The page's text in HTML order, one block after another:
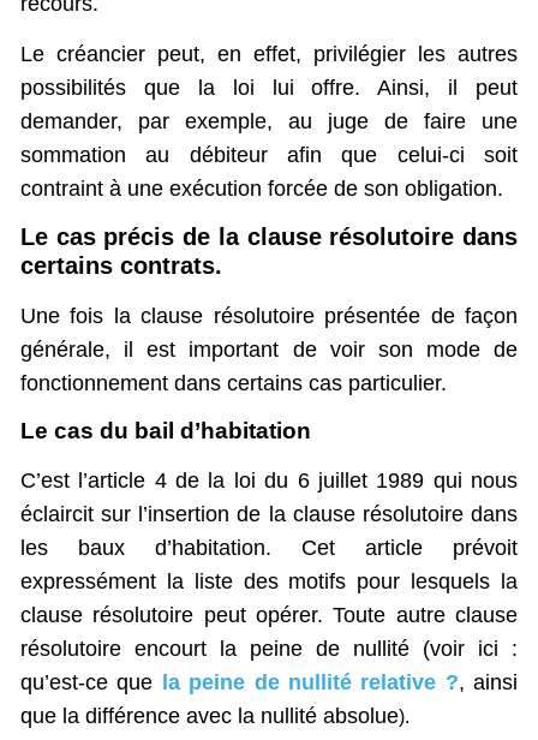
Le créancier peut, en effet, privilégier les autres
possibilités que la loi lui offre. Ainsi, il peut
demander, par exemple, au juge de faire une
sommation au débiteur afin que celui-ci soit
contraint à une exécution forcée de son obligation.
Le cas précis de la clause résolutoire dans
certains contrats.
Une fois la clause résolutoire présentée de façon
générale, il est important de voir son mode de
fonctionnement dans certains cas particulier.
Le cas du bail d’habitation
C’est l’article 4 de la loi du 6 juillet 1989 qui nous
éclaircit sur l’insertion de la clause résolutoire dans
les baux d’habitation. Cet article prévoit
expressément la liste des motifs pour lesquels la
clause résolutoire peut opérer. Toute autre clause
résolutoire encourt la peine de nullité (voir ici :
qu’est-ce que la peine de nullité relative ?, ainsi
que la différence avec la nullité absolue).